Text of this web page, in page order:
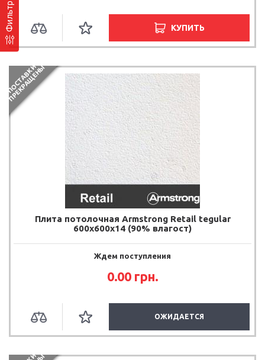
Фильтр КУПИТЬ
П
О
С
Т
А
В
К
И
П
Р
Е
К
Р
А
Щ
Е
Н
Ы
Плита потолочная Armstrong Retail tegular
600х600х14 (90% влагост)
Ждем поступления
0.00 грн.
ОЖИДАЕТСЯ